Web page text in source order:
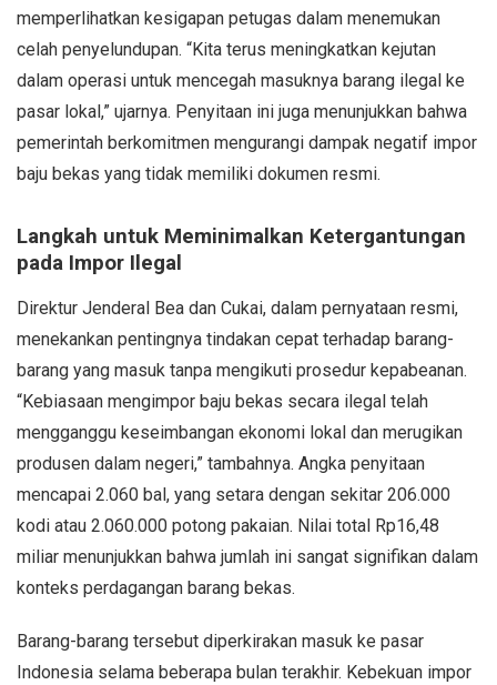
memperlihatkan kesigapan petugas dalam menemukan
celah penyelundupan. “Kita terus meningkatkan kejutan
dalam operasi untuk mencegah masuknya barang ilegal ke
pasar lokal,” ujarnya. Penyitaan ini juga menunjukkan bahwa
pemerintah berkomitmen mengurangi dampak negatif impor
baju bekas yang tidak memiliki dokumen resmi.
Langkah untuk Meminimalkan Ketergantungan
pada Impor Ilegal
Direktur Jenderal Bea dan Cukai, dalam pernyataan resmi,
menekankan pentingnya tindakan cepat terhadap barang-
barang yang masuk tanpa mengikuti prosedur kepabeanan.
“Kebiasaan mengimpor baju bekas secara ilegal telah
mengganggu keseimbangan ekonomi lokal dan merugikan
produsen dalam negeri,” tambahnya. Angka penyitaan
mencapai 2.060 bal, yang setara dengan sekitar 206.000
kodi atau 2.060.000 potong pakaian. Nilai total Rp16,48
miliar menunjukkan bahwa jumlah ini sangat signifikan dalam
konteks perdagangan barang bekas.
Barang-barang tersebut diperkirakan masuk ke pasar
Indonesia selama beberapa bulan terakhir. Kebekuan impor